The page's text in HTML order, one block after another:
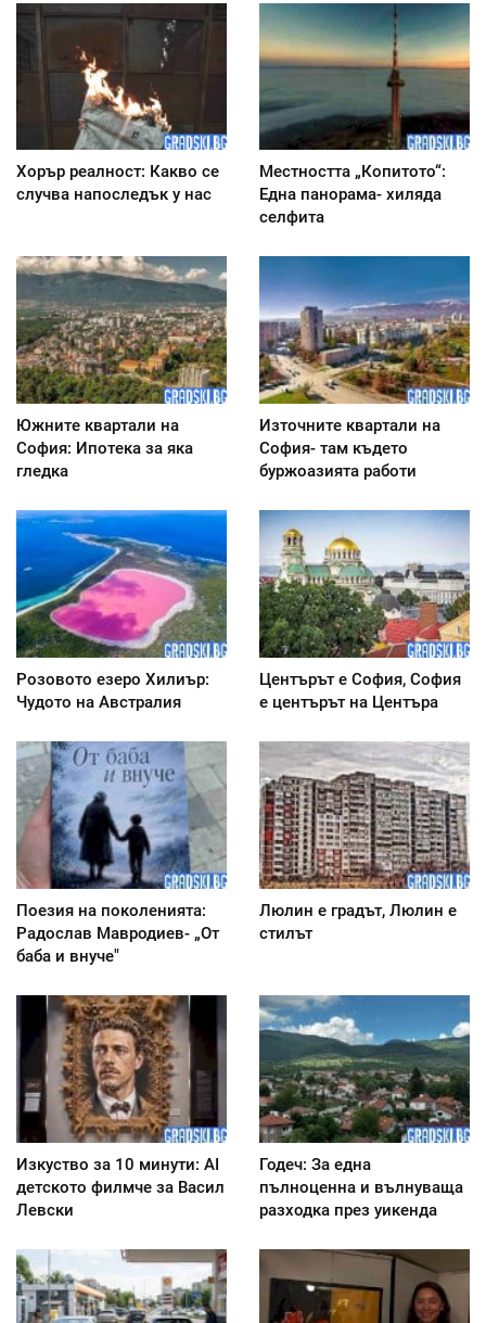
Хорър реалност: Какво се
случва напоследък у нас
Местността „Копитото“:
Една панорама- хиляда
селфита
Южните квартали на
София: Ипотека за яка
гледка
Източните квартали на
София- там където
буржоазията работи
Розовото езеро Хилиър:
Чудото на Австралия
Центърът е София, София
е центърът на Центъра
Поезия на поколенията:
Радослав Мавродиев- „От
баба и внуче"
Люлин е градът, Люлин е
стилът
Изкуство за 10 минути: AI
детското филмче за Васил
Левски
Годеч: За една
пълноценна и вълнуваща
разходка през уикенда